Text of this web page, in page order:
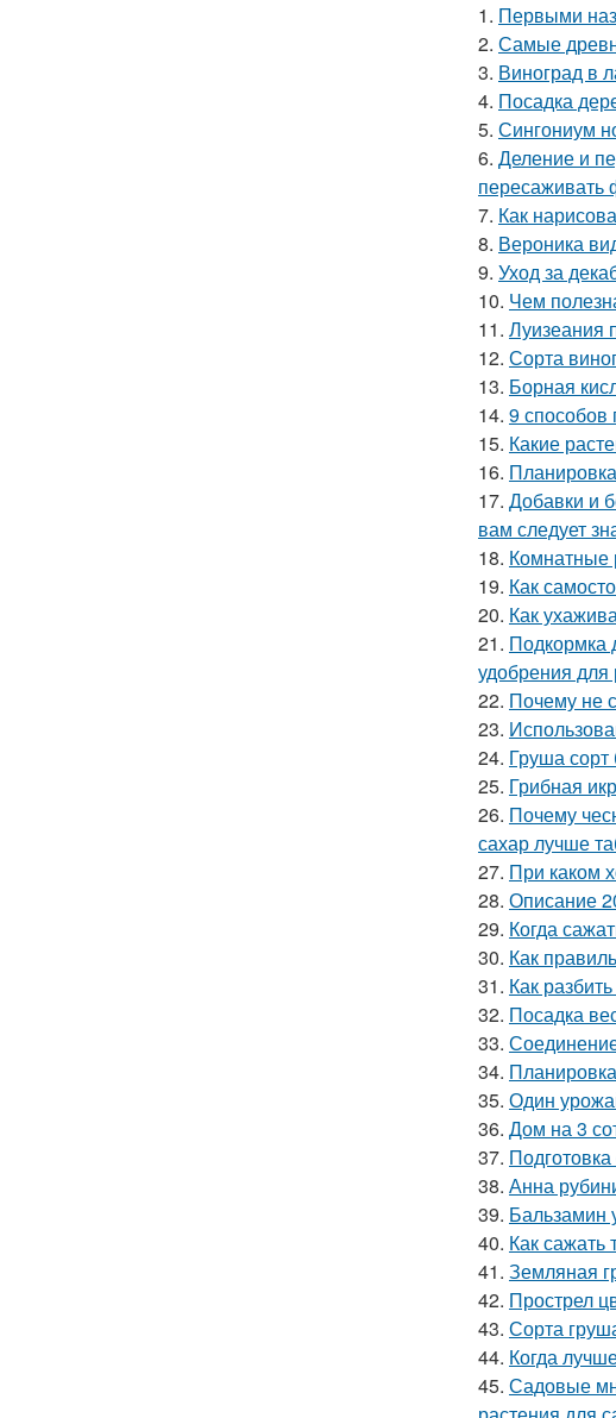
1. Первыми
2. Самые
3. Виноград в
4. Посадка
5. Сингониум
6. Деление и
пересаживать
7. Как
8. Вероника
9. Уход за
10. Чем
11. Луизеания
12. Сорта
13. Борная
14. 9 способов
15. Какие
16.
17. Добавки и
вам следует
18. Комнатные
19. Как
20. Как
21. Подкормка
удобрения для
22. Почему не
23.
24. Груша сорт
25. Грибная
26. Почему
сахар лучше
27. При каком
28. Описание
29. Когда
30. Как
31. Как
32. Посадка
33.
34.
35. Один
36. Дом на 3
37.
38. Анна
39. Бальзамин
40. Как
41. Земляная
42. Прострел
43. Сорта
44. Когда
45. Садовые